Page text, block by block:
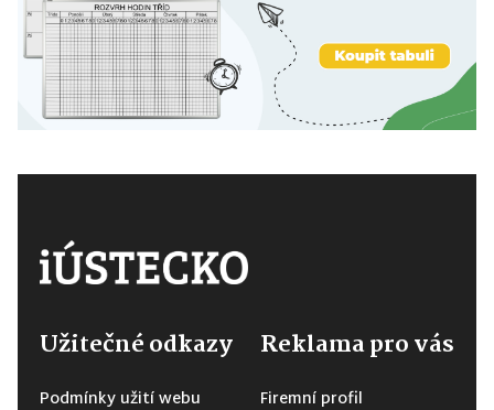
Užitečné odkazy
Podmínky užití webu
Reklama pro vás
Firemní profil